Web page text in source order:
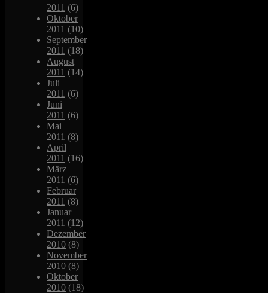
2011 (6)
Oktober
2011 (10)
September
2011 (18)
August
2011 (14)
Juli
2011 (6)
Juni
2011 (6)
Mai
2011 (8)
April
2011 (16)
März
2011 (6)
Februar
2011 (8)
Januar
2011 (12)
Dezember
2010 (8)
November
2010 (8)
Oktober
2010 (18)